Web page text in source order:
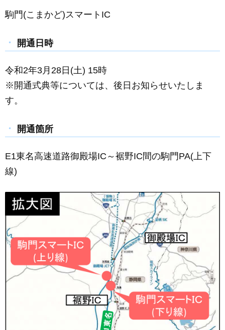
駒門(こまかど)スマートIC
開通日時
令和2年3月28日(土) 15時
※開通式典等については、後日お知らせいたしま
す。
開通箇所
E1東名高速道路御殿場IC～裾野IC間の駒門PA(上下
線)